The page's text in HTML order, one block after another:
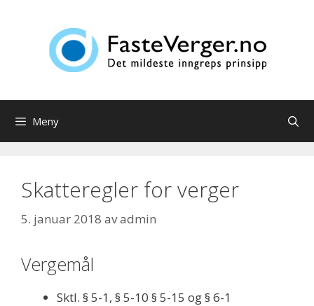
Meny
Skatteregler for verger
5. januar 2018 avadmin
Vergemål
Sktl. § 5-1, § 5-10 § 5-15 og § 6-1